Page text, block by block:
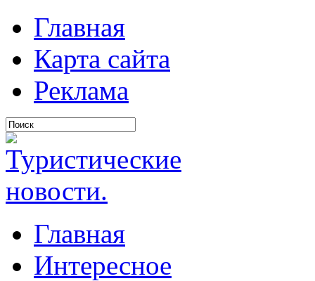
Главная
Карта сайта
Реклама
Главная
Интересное